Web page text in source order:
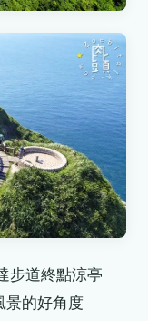
步道終點涼亭
景的好角度